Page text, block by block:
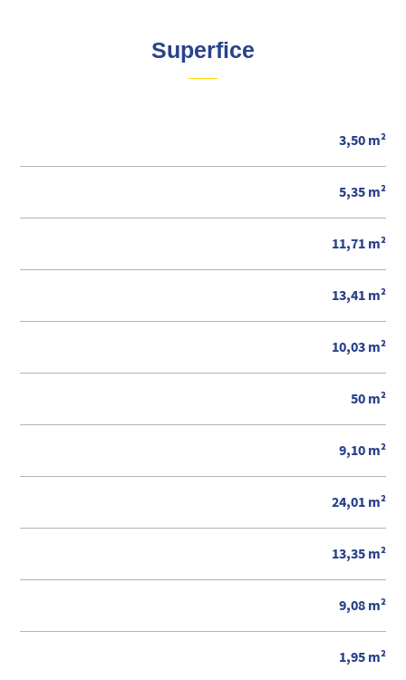
Superfice
3,50 m²
5,35 m²
11,71 m²
13,41 m²
10,03 m²
50 m²
9,10 m²
24,01 m²
13,35 m²
9,08 m²
1,95 m²